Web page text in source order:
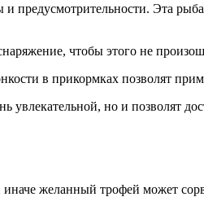
и предусмотрительности. Эта
чтобы этого не
в прикормках позволят
увлекательной, но и позволят
желанный трофей может